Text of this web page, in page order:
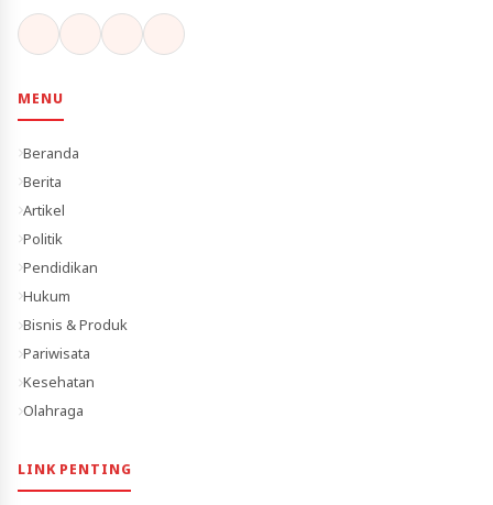
MENU
Beranda
Berita
Artikel
Politik
Pendidikan
Hukum
Bisnis & Produk
Pariwisata
Kesehatan
Olahraga
LINK PENTING